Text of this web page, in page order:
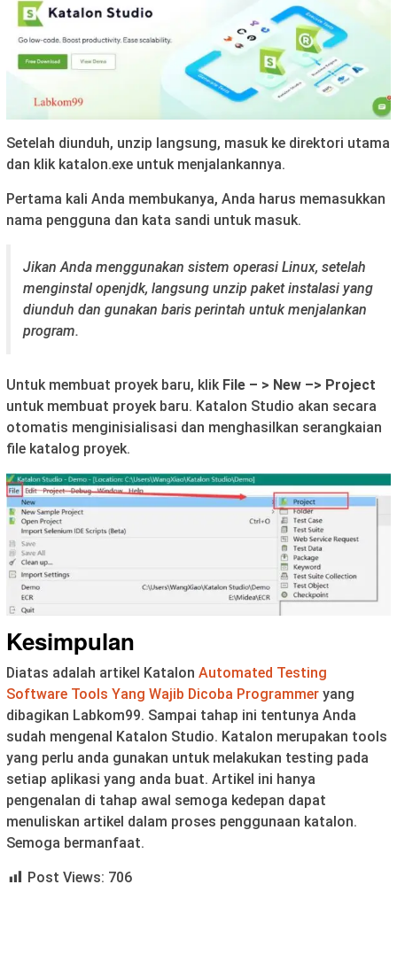
Setelah diunduh, unzip langsung, masuk ke direktori utama
dan klik katalon.exe untuk menjalankannya.
Pertama kali Anda membukanya, Anda harus memasukkan
nama pengguna dan kata sandi untuk masuk.
Jikan Anda menggunakan sistem operasi Linux, setelah
menginstal openjdk, langsung unzip paket instalasi yang
diunduh dan gunakan baris perintah untuk menjalankan
program.
Untuk membuat proyek baru, klik File – > New –> Project
untuk membuat proyek baru. Katalon Studio akan secara
otomatis menginisialisasi dan menghasilkan serangkaian
file katalog proyek.
Kesimpulan
Diatas adalah artikel Katalon Automated Testing
Software Tools Yang Wajib Dicoba Programmer yang
dibagikan Labkom99. Sampai tahap ini tentunya Anda
sudah mengenal Katalon Studio. Katalon merupakan tools
yang perlu anda gunakan untuk melakukan testing pada
setiap aplikasi yang anda buat. Artikel ini hanya
pengenalan di tahap awal semoga kedepan dapat
menuliskan artikel dalam proses penggunaan katalon.
Semoga bermanfaat.
Post Views: 706